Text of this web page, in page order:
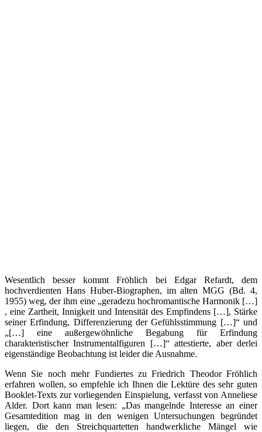
Wesentlich besser kommt Fröhlich bei Edgar Refardt, dem
hochverdienten Hans Huber-Biographen, im alten MGG (Bd. 4,
1955) weg, der ihm eine „geradezu hochromantische Harmonik […]
, eine Zartheit, Innigkeit und Intensität des Empfindens […], Stärke
seiner Erfindung, Differenzierung der Gefühlsstimmung […]“ und
„[…] eine außergewöhnliche Begabung für Erfindung
charakteristischer Instrumentalfiguren […]“ attestierte, aber derlei
eigenständige Beobachtung ist leider die Ausnahme.
Wenn Sie noch mehr Fundiertes zu Friedrich Theodor Fröhlich
erfahren wollen, so empfehle ich Ihnen die Lektüre des sehr guten
Booklet-Texts zur vorliegenden Einspielung, verfasst von Anneliese
Alder. Dort kann man lesen: „Das mangelnde Interesse an einer
Gesamtedition mag in den wenigen Untersuchungen begründet
liegen, die den Streichquartetten handwerkliche Mängel wie